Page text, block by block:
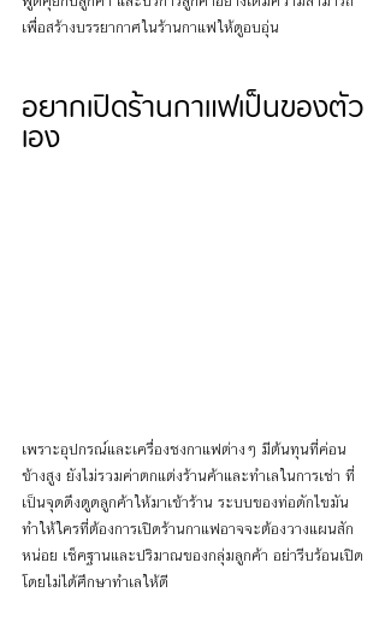
เพื่อสร้างบรรยากาศในร้านกาแฟให้ดูอบอุ่น
อยากเปิดร้านกาแฟเป็นของตัว
เอง
เพราะอุปกรณ์และเครื่องชงกาแฟต่างๆ มีต้นทุนที่ค่อน
ข้างสูง ยังไม่รวมค่าตกแต่งร้านค้าและทำเลในการเช่า ที่
เป็นจุดดึงดูดลูกค้าให้มาเข้าร้าน ระบบของท่อดักไขมัน
ทำให้ใครที่ต้องการเปิดร้านกาแฟอาจจะต้องวางแผนสัก
หน่อย เช็คฐานและปริมาณของกลุ่มลูกค้า อย่ารีบร้อนเปิด
โดยไม่ได้ศึกษาทำเลให้ดี